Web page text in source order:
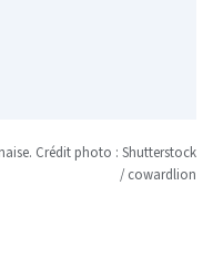
Crédit photo : Shutterstock
/ cowardlion